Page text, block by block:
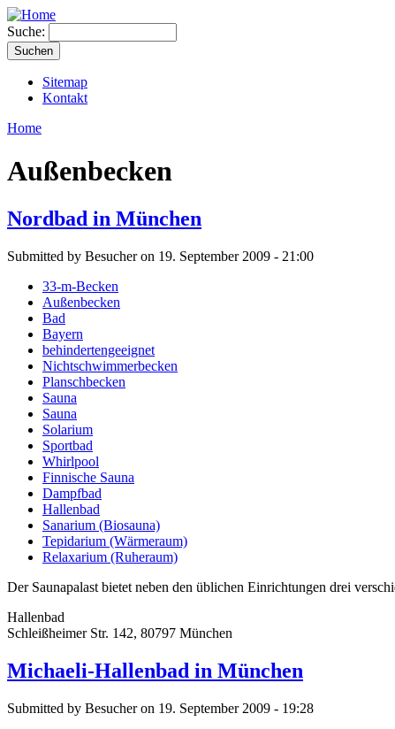
Suche:
Sitemap
Kontakt
Home
Außenbecken
Nordbad in München
Submitted by Besucher on 19. September 2009 - 21:00
33-m-Becken
Außenbecken
Bad
Bayern
behindertengeeignet
Nichtschwimmerbecken
Planschbecken
Sauna
Sauna
Solarium
Sportbad
Whirlpool
Finnische Sauna
Dampfbad
Hallenbad
Sanarium (Biosauna)
Tepidarium (Wärmeraum)
Relaxarium (Ruheraum)
Der Saunapalast bietet neben den üblichen Einrichtungen drei
Hallenbad
Schleißheimer Str. 142, 80797 München
Michaeli-Hallenbad in München
Submitted by Besucher on 19. September 2009 - 19:28